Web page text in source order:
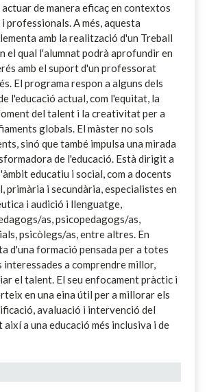
de manera eficaç en contextos
professionals. A més, aquesta
amb la realització d'un Treball
el qual l'alumnat podrà aprofundir en
amb el suport d'un professorat
El programa respon a alguns dels
l'educació actual, com l'equitat, la
del talent i la creativitat per a
globals. El màster no sols
sinó que també impulsa una mirada
de l'educació. Està dirigit a
educatiu i social, com a docents
primària i secundària, especialistes en
i audició i llenguatge,
as, psicopedagogs/as,
psicòlegs/as, entre altres. En
d'una formació pensada per a totes
interessades a comprendre millor,
el talent. El seu enfocament pràctic i
en una eina útil per a millorar els
avaluació i intervenció del
a una educació més inclusiva i de